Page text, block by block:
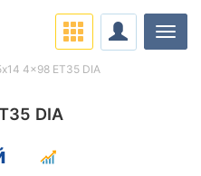
DIA
4x98 ET35 DIA